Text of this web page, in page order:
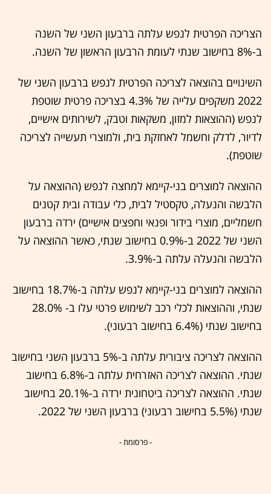
הצריכה הפרטית לנפש עלתה ברבעון השני של השנה
ב-8% בחישוב שנתי לעומת הרבעון הראשון של השנה.
השינויים בהוצאה לצריכה הפרטית לנפש ברבעון השני של
2022 משקפים עלייה של 4.3% בצריכה פרטית שוטפת
לנפש (ההוצאות למזון, משקאות וטבק, לשירותים אישיים,
לדיור, לדלק וחשמל לאחזקת בית, ולמוצרי תעשייה לצריכה
שוטפת).
ההוצאה למוצרים בני-קיימא למחצה לנפש (ההוצאה על
הלבשה והנעלה, טקסטיל לבית, כלי עבודה ובית קטנים
חשמליים, מוצרי בידור ופנאי וחפצים אישיים) ירדה ברבעון
השני של 2022 ב-0.9% בחישוב שנתי, כאשר ההוצאה על
הלבשה והנעלה עלתה ב-3.9%.
ההוצאה למוצרים בני-קיימא לנפש עלתה ב-18.7% בחישוב
שנתי, וההוצאות לכלי רכב לשימוש פרטי עלו ב- 28.0%
בחישוב שנתי (6.4% בחישוב רבעוני).
ההוצאה לצריכה ציבורית עלתה ב-5% ברבעון השני בחישוב
שנתי. ההוצאה לצריכה האזרחית עלתה ב-6.8% בחישוב
שנתי. ההוצאה לצריכה ביטחונית ירדה ב-20.1% בחישוב
שנתי (5.5% בחישוב רבעוני) ברבעון השני של 2022.
- פרסומת -